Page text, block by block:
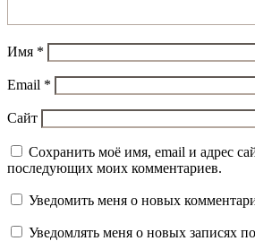
Имя *
Email *
Сайт
Сохранить моё имя, email и адрес
последующих моих комментариев.
Уведомить меня о новых
Уведомлять меня о новых записях